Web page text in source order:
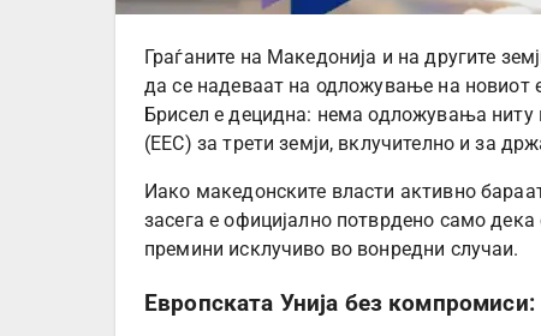
Граѓаните на Македонија и на другите
да се надеваат на одложување на новиот
Брисел е децидна: нема одложувања ниту
(ЕЕС) за трети земји, вклучително и за
Иако македонските власти активно
засега е официјално потврдено само
премини исклучиво во вонредни случаи.
Европската Унија без